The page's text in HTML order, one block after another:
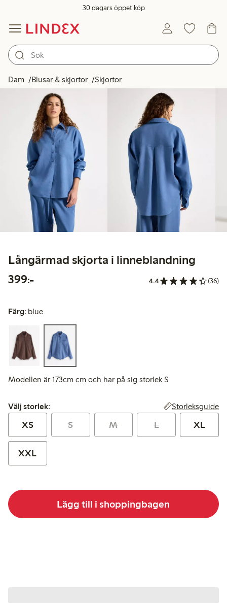
30 dagars öppet köp
Dam Blusar & skjortor Skjortor
Långärmad skjorta i linneblandning
399:-399,00 kr 4.4 (36)
Färg: blue
Modellen är 173cm cm och har på sig storlek S
Välj storlek:
Välj storlek: Storleksguide
XS S M L XL
XXL
Lägg till i shoppingbagen